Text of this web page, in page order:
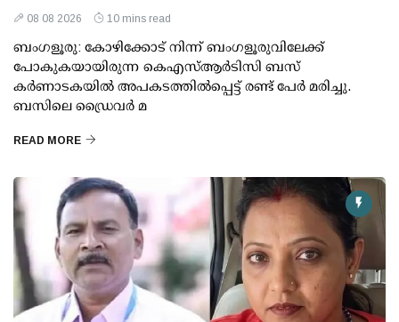
08 08 2026 10 mins read
ബംഗളൂരു: കോഴിക്കോട് നിന്ന് ബംഗളൂരുവിലേക്ക്
പോകുകയായിരുന്ന കെഎസ്ആര്‍ടിസി ബസ്
കര്‍ണാടകയില്‍ അപകടത്തില്‍പ്പെട്ട് രണ്ട് പേര്‍ മരിച്ചു.
ബസിലെ ഡ്രൈവര്‍ മ
READ MORE